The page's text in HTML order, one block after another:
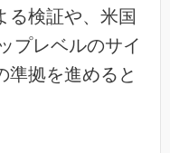
る検証や、米国
プレベルのサイ
準拠を進めると